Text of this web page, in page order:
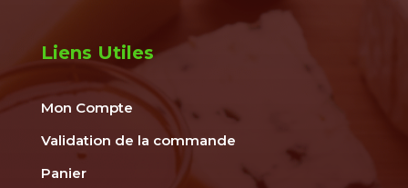
Liens Utiles
Mon Compte
Validation de la commande
Panier